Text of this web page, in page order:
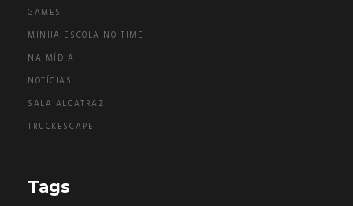
GAMES
MINHA ESCOLA NO TIME
NA MÍDIA
NOTÍCIAS
SALA ALCATRAZ
TRUCKESCAPE
Tags